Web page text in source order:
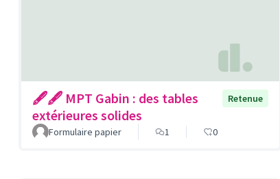
🖋🖋 MPT Gabin : des tables
extérieures solides
Retenue
Formulaire papier 1 0